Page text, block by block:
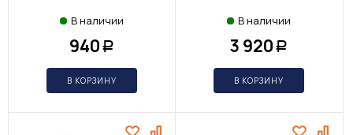
В наличии
940 Р
В КОРЗИНУ
В наличии
3 920 Р
В КОРЗИНУ